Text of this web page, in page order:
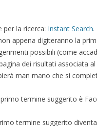
la ricerca: Instant Search.
appena digiteranno la
possibili (come
dei risultati associata
man mano che si
termine suggerito è
termine suggerito